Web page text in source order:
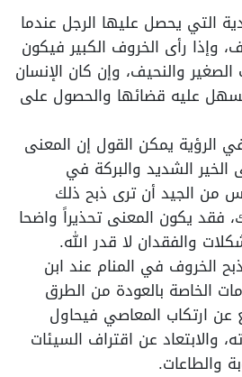
التي يحصل عليها الرجل عندما
وإذا رأى الخروف الكبير فيكون
والنحيف، وإن كان الإنسان
عليه قضائها والحصول على
الرؤية يمكن القول إن المعنى
الخير الشديد والبركة في
من الجيد أن ترى ذبح ذلك
فقد يكون المعنى تحذيراً واضحا
والفقدان لا قدر الله.
الخروف في المنام عند ابن
الخاصة بالعودة من الطرق
عن ارتكاب المعاصي فيحاول
والابتعاد عن اقتراف السيئات
والطاعات.